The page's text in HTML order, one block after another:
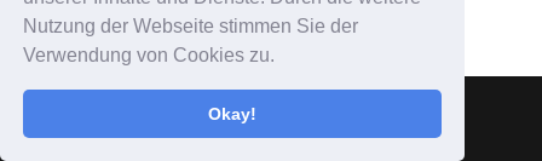
Nutzung der Webseite stimmen Sie der
Verwendung von Cookies zu.
Okay!